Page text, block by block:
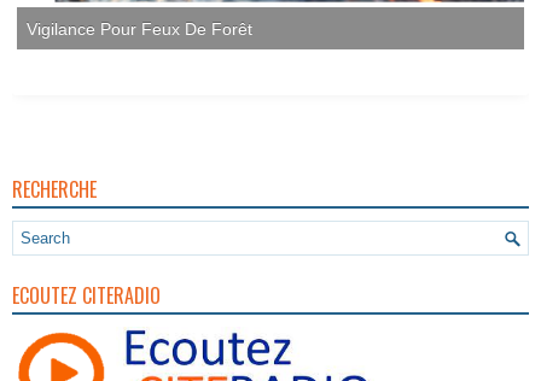
RECHERCHE
ECOUTEZ CITERADIO